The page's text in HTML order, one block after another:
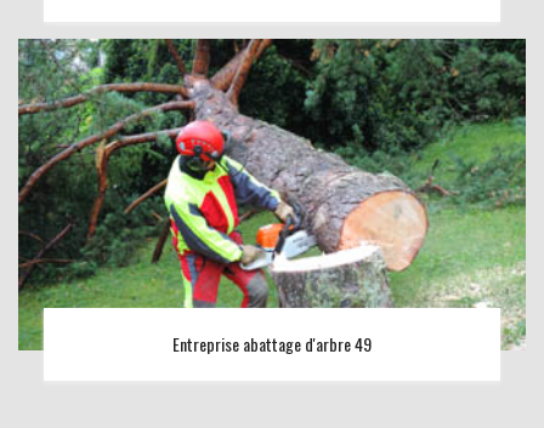
Entreprise abattage d'arbre 49